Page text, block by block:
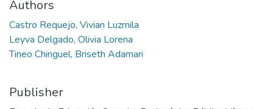
Authors
Castro Requejo, Vivian Luzmila
Leyva Delgado, Olivia Lorena
Tineo Chinguel, Briseth Adamari
Publisher